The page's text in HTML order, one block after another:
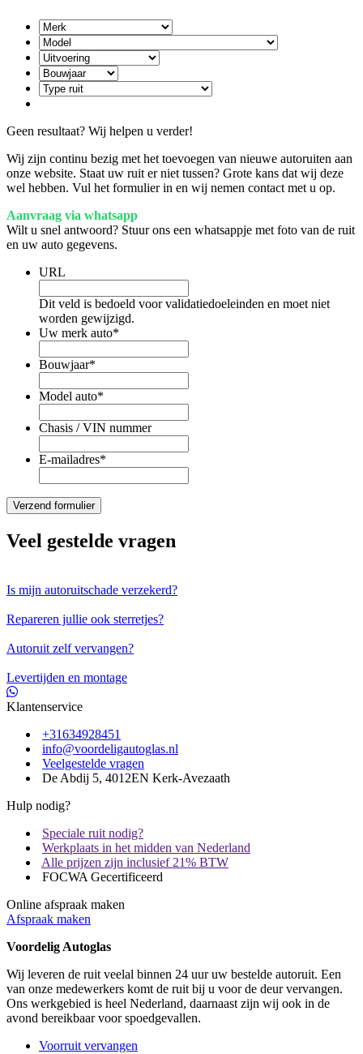
Geen resultaat? Wij helpen u verder!
Wij zijn continu bezig met het toevoegen van nieuwe autoruiten aan
onze website. Staat uw ruit er niet tussen? Grote kans dat wij deze
wel hebben. Vul het formulier in en wij nemen contact met u op.
Aanvraag via whatsapp
Wilt u snel antwoord? Stuur ons een whatsappje met foto van de ruit
en uw auto gegevens.
URL
Dit veld is bedoeld voor validatiedoeleinden en moet niet
worden gewijzigd.
Uw merk auto*
Bouwjaar*
Model auto*
Chasis / VIN nummer
E-mailadres*
Veel gestelde vragen
Is mijn autoruitschade verzekerd?
Repareren jullie ook sterretjes?
Autoruit zelf vervangen?
Levertijden en montage
Klantenservice
+31634928451
info@voordeligautoglas.nl
Veelgestelde vragen
De Abdij 5, 4012EN Kerk-Avezaath
Hulp nodig?
Speciale ruit nodig?
Werkplaats in het midden van Nederland
Alle prijzen zijn inclusief 21% BTW
FOCWA Gecertificeerd
Online afspraak maken
Afspraak maken
Voordelig Autoglas
Wij leveren de ruit veelal binnen 24 uur uw bestelde autoruit. Een
van onze medewerkers komt de ruit bij u voor de deur vervangen.
Ons werkgebied is heel Nederland, daarnaast zijn wij ook in de
avond bereikbaar voor spoedgevallen.
Voorruit vervangen